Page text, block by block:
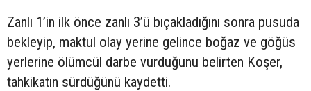
Zanlı 1’in ilk önce zanlı 3’ü bıçakladığını sonra pusuda
bekleyip, maktul olay yerine gelince boğaz ve göğüs
yerlerine ölümcül darbe vurduğunu belirten Koşer,
tahkikatın sürdüğünü kaydetti.